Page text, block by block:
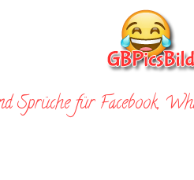
Sprüche für Facebook,